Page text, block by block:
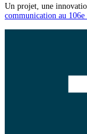
Un projet, une
communication au 106e